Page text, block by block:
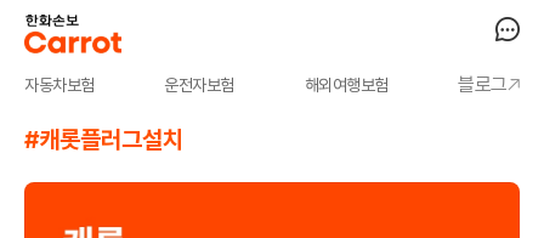
자동차보험 운전자보험 해외여행보험 블로그
#캐롯플러그설치